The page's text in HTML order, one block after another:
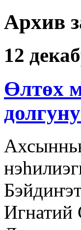
Архив
12
Өлтөх
Игнатий